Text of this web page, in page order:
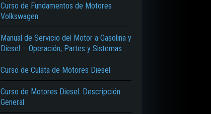
Curso de Fundamentos de Motores
Volkswagen
Manual de Servicio del Motor a Gasolina y
Diesel – Operación, Partes y Sistemas
Curso de Culata de Motores Diesel
Curso de Motores Diesel: Descripción
General